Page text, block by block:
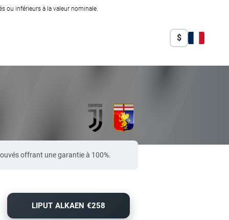
ou inférieurs à la valeur nominale.
$
offrant une garantie à 100%.
LIPUT ALKAEN €258